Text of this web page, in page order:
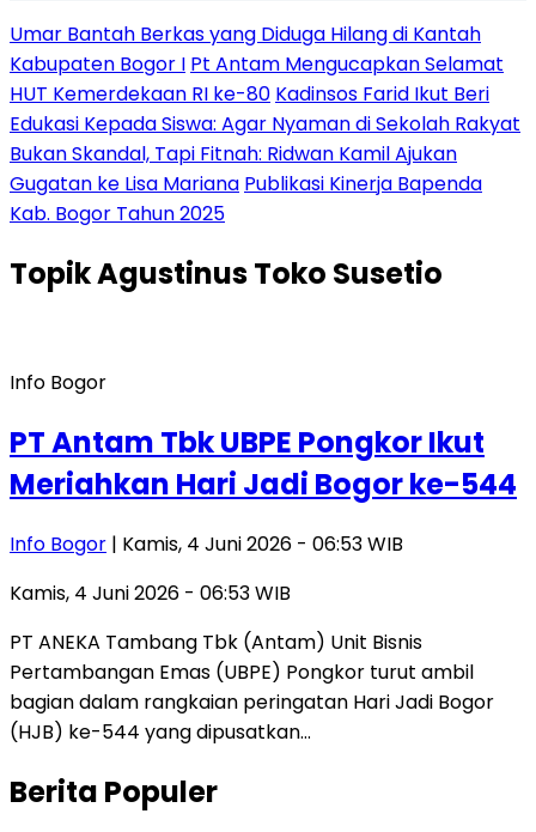
Umar Bantah Berkas yang Diduga Hilang di Kantah
Kabupaten Bogor I Pt Antam Mengucapkan Selamat
HUT Kemerdekaan RI ke-80 Kadinsos Farid Ikut Beri
Edukasi Kepada Siswa: Agar Nyaman di Sekolah Rakyat
Bukan Skandal, Tapi Fitnah: Ridwan Kamil Ajukan
Gugatan ke Lisa Mariana Publikasi Kinerja Bapenda
Kab. Bogor Tahun 2025
TopikAgustinus Toko Susetio
Info Bogor
PT Antam Tbk UBPE Pongkor Ikut
Meriahkan Hari Jadi Bogor ke-544
Info Bogor | Kamis, 4 Juni 2026 - 06:53 WIB
Kamis, 4 Juni 2026 - 06:53 WIB
PT ANEKA Tambang Tbk (Antam) Unit Bisnis
Pertambangan Emas (UBPE) Pongkor turut ambil
bagian dalam rangkaian peringatan Hari Jadi Bogor
(HJB) ke-544 yang dipusatkan…
Berita Populer